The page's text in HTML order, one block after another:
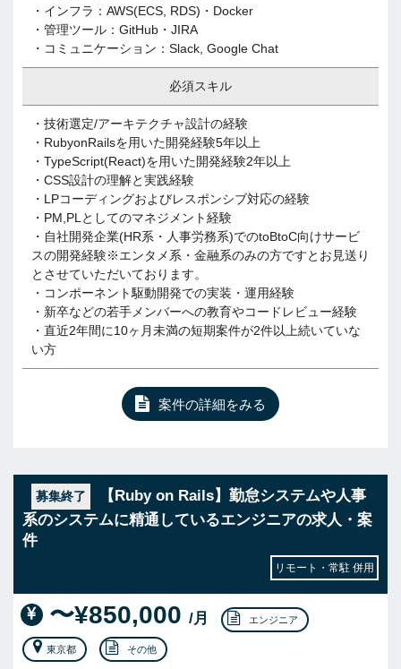
・インフラ：AWS(ECS, RDS)・Docker
・管理ツール：GitHub・JIRA
・コミュニケーション：Slack, Google Chat
必須スキル
・技術選定/アーキテクチャ設計の経験
・RubyonRailsを用いた開発経験5年以上
・TypeScript(React)を用いた開発経験2年以上
・CSS設計の理解と実践経験
・LPコーディングおよびレスポンシブ対応の経験
・PM,PLとしてのマネジメント経験
・自社開発企業(HR系・人事労務系)でのtoBtoC向けサービ
スの開発経験※エンタメ系・金融系のみの方ですとお見送り
とさせていただいております。
・コンポーネント駆動開発での実装・運用経験
・新卒などの若手メンバーへの教育やコードレビュー経験
・直近2年間に10ヶ月未満の短期案件が2件以上続いていな
い方
案件の詳細をみる
募集終了
【Ruby on Rails】勤怠システムや人事
系のシステムに精通しているエンジニアの求人・案
件
リモート・常駐 併用
〜¥850,000 /月 エンジニア
東京都 その他